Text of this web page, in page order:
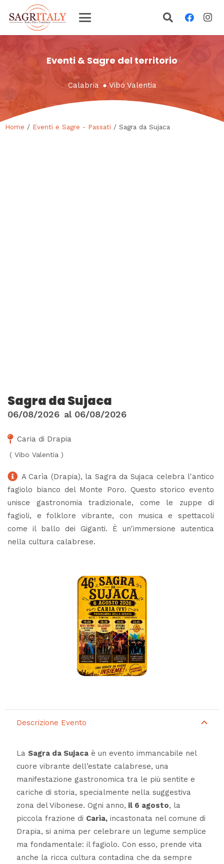
Eventi & Sagre del territorio
Calabria ●Vibo Valentia
Home / Eventi e Sagre - Passati / Sagra da Sujaca
Sagra da Sujaca
06/08/2026 al 06/08/2026
Caria di Drapia
( Vibo Valentia )
A Carìa (Drapia), la Sagra da Sujaca celebra l'antico
fagiolo bianco del Monte Poro. Questo storico evento
unisce gastronomia tradizionale, come le zuppe di
fagioli, e folklore vibrante, con musica e spettacoli
come il ballo dei Giganti. È un'immersione autentica
nella cultura calabrese.
Descrizione Evento
La Sagra da Sujacaè un evento immancabile nel
cuore vibrante dell’estate calabrese, una
manifestazione gastronomica tra le più sentite e
cariche di storia, specialmente nella suggestiva
zona del Vibonese. Ogni anno, il 6 agosto, la
piccola frazione di Carìa,incastonata nel comune di
Drapia, si anima per celebrare un legume semplice
ma fondamentale: il fagiolo. Con esso, prende vita
anche la ricca cultura contadina che da sempre